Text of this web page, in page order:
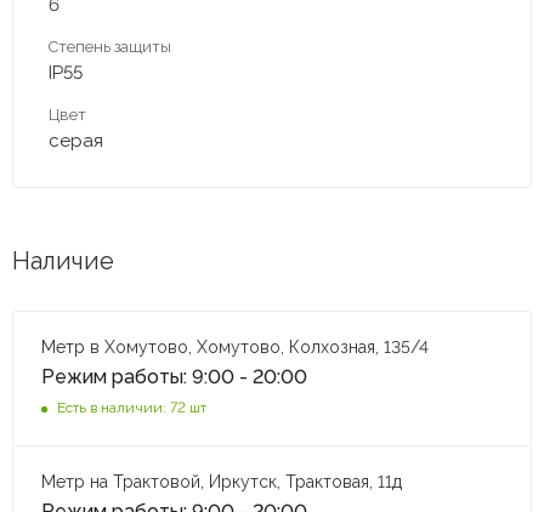
Степень защиты
IP55
Цвет
серая
Наличие
Метр в Хомутово, Хомутово, Колхозная, 135/4
Режим работы: 9:00 - 20:00
Есть в наличии: 72 шт
Метр на Трактовой, Иркутск, Трактовая, 11д